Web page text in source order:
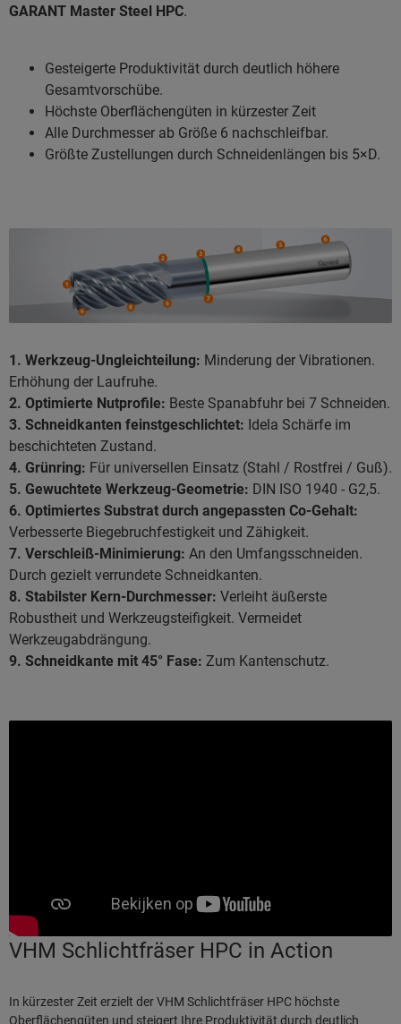
GARANT Master Steel HPC.
Gesteigerte Produktivität durch deutlich höhere
Gesamtvorschübe.
Höchste Oberflächengüten in kürzester Zeit
Alle Durchmesser ab Größe 6 nachschleifbar.
Größte Zustellungen durch Schneidenlängen bis 5×D.
1. Werkzeug-Ungleichteilung: Minderung der Vibrationen.
Erhöhung der Laufruhe.
2. Optimierte Nutprofile: Beste Spanabfuhr bei 7 Schneiden.
3. Schneidkanten feinstgeschlichtet: Idela Schärfe im
beschichteten Zustand.
4. Grünring: Für universellen Einsatz (Stahl / Rostfrei / Guß).
5. Gewuchtete Werkzeug-Geometrie: DIN ISO 1940 - G2,5.
6. Optimiertes Substrat durch angepassten Co-Gehalt:
Verbesserte Biegebruchfestigkeit und Zähigkeit.
7. Verschleiß-Minimierung: An den Umfangsschneiden.
Durch gezielt verrundete Schneidkanten.
8. Stabilster Kern-Durchmesser: Verleiht äußerste
Robustheit und Werkzeugsteifigkeit. Vermeidet
Werkzeugabdrängung.
9. Schneidkante mit 45° Fase: Zum Kantenschutz.
VHM Schlichtfräser HPC in Action
In kürzester Zeit erzielt der VHM Schlichtfräser HPC höchste
Oberflächengüten und steigert Ihre Produktivität durch deutlich